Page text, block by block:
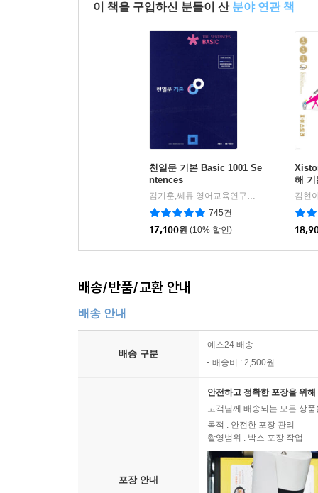
이 책을 구입하신 분들이 산 분야 연관 책
천일문 기본 Basic 1001 Se
ntences
김기훈,쎄듀 영어교육연구센터 저
쎄듀
745건
17,100원 (10% 할인)
해 기
김현
배송/반품/교환 안내
배송 안내
배송 구분
예스24 배송
배송비 : 2,500원
포장 안내
안전하고 정확한 포장을 위
고객님께 배송되는 모든 상
목적 : 안전한 포장 관리
촬영범위 : 박스 포장 작업